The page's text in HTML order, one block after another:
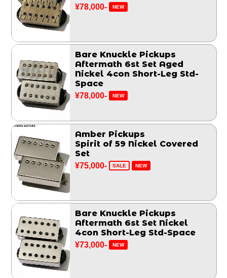
¥78,000- NEW
Bare Knuckle Pickups
Aftermath 6st Set Aged
Nickel 4con Short-Leg Std-
Space
¥78,000- NEW
Amber Pickups
Spirit of 59 Nickel Covered
Set
¥75,000- SALE NEW
Bare Knuckle Pickups
Aftermath 6st Set Nickel
4con Short-Leg Std-Space
¥73,000- NEW